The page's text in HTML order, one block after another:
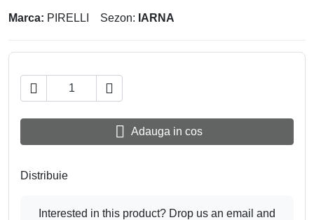
Marca: PIRELLI Sezon: IARNA
 
 Adauga in cos
Distribuie
Interested in this product? Drop us an email and